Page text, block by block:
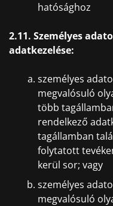
hatósághoz
2.11. Személyes
adatkezelése:
személyes
megvalósuló
több
rendelkező
tagállamban
folytatott
kerül sor; vagy
személyes
megvalósuló